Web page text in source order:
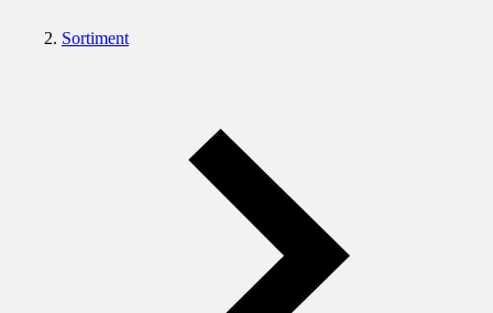
Sortiment